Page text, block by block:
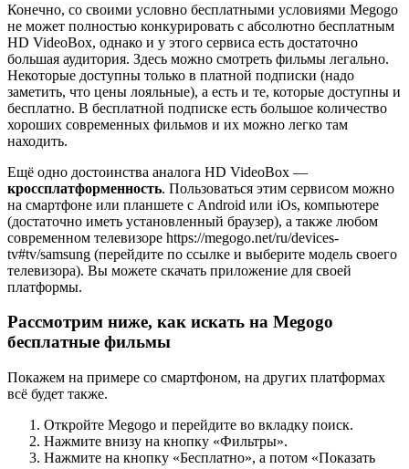
Конечно, со своими условно бесплатными условиями Megogo
не может полностью конкурировать с абсолютно бесплатным
HD VideoBox, однако и у этого сервиса есть достаточно
большая аудитория. Здесь можно смотреть фильмы легально.
Некоторые доступны только в платной подписки (надо
заметить, что цены лояльные), а есть и те, которые доступны и
бесплатно. В бесплатной подписке есть большое количество
хороших современных фильмов и их можно легко там
находить.
Ещё одно достоинства аналога HD VideoBox —
кроссплатформенность. Пользоваться этим сервисом можно
на смартфоне или планшете с Android или iOs, компьютере
(достаточно иметь установленный браузер), а также любом
современном телевизоре https://megogo.net/ru/devices-
tv#tv/samsung (перейдите по ссылке и выберите модель своего
телевизора). Вы можете скачать приложение для своей
платформы.
Рассмотрим ниже, как искать на Megogo
бесплатные фильмы
Покажем на примере со смартфоном, на других платформах
всё будет также.
Откройте Megogo и перейдите во вкладку поиск.
Нажмите внизу на кнопку «Фильтры».
Нажмите на кнопку «Бесплатно», а потом «Показать